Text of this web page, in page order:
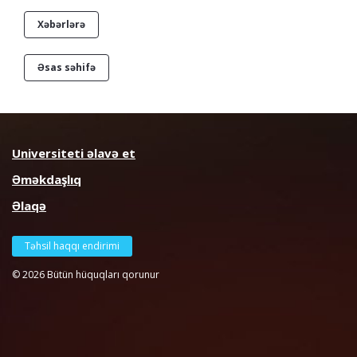
Xəbərlərə
Əsas səhifə
Universiteti əlavə et
Əməkdaşlıq
Əlaqə
Təhsil haqqı endirimi
© 2026 Bütün hüquqları qorunur